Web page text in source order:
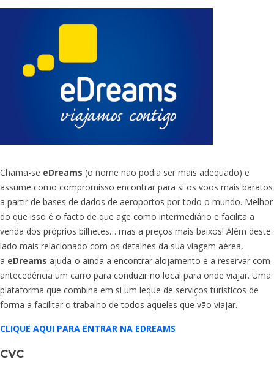
Chama-se eDreams (o nome não podia ser mais adequado) e
assume como compromisso encontrar para si os voos mais baratos
a partir de bases de dados de aeroportos por todo o mundo. Melhor
do que isso é o facto de que age como intermediário e facilita a
venda dos próprios bilhetes… mas a preços mais baixos! Além deste
lado mais relacionado com os detalhes da sua viagem aérea,
a eDreams ajuda-o ainda a encontrar alojamento e a reservar com
antecedência um carro para conduzir no local para onde viajar. Uma
plataforma que combina em si um leque de serviços turísticos de
forma a facilitar o trabalho de todos aqueles que vão viajar.
CLIQUE AQUI PARA ENTRAR NA EDREAMS
CVC